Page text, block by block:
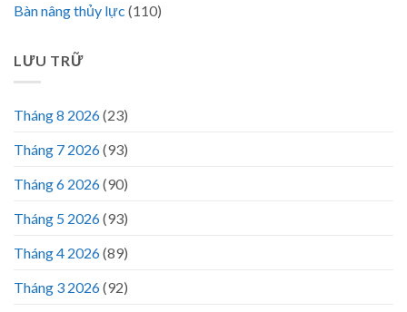
Bàn nâng thủy lực (110)
LƯU TRỮ
Tháng 8 2026(23)
Tháng 7 2026(93)
Tháng 6 2026(90)
Tháng 5 2026(93)
Tháng 4 2026(89)
Tháng 3 2026(92)